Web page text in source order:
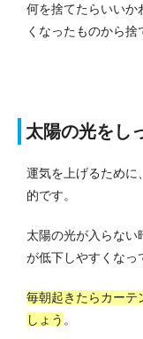
何を捨てたらいいか
くなったものから捨
太陽の光をし
運気を上げるために
的です。
太陽の光が入らな
が低下しやすくなっ
毎朝起きたらカーテ
しょう 。